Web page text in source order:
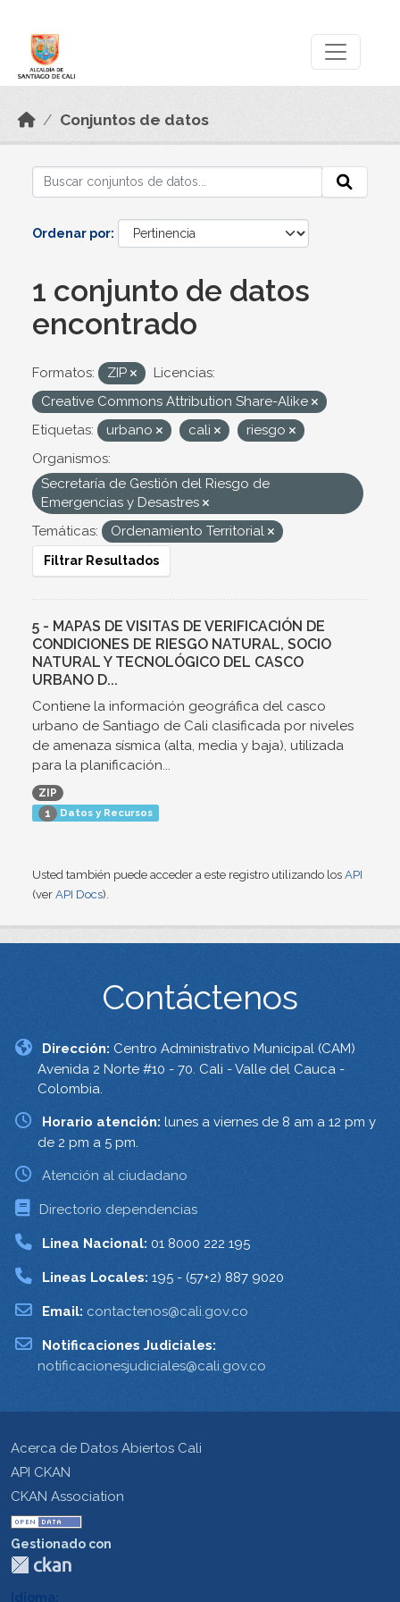
Conjuntos de datos
Ordenar por
1 conjunto de datos
encontrado
Formatos: ZIP
Licencias:
Creative Commons Attribution Share-Alike
Etiquetas:
urbano cali
riesgo
Organismos:
Secretaría de Gestión del Riesgo de
Emergencias y Desastres
Temáticas:
Ordenamiento Territorial
Filtrar Resultados
5 - MAPAS DE VISITAS DE VERIFICACIÓN DE
CONDICIONES DE RIESGO NATURAL, SOCIO
NATURAL Y TECNOLÓGICO DEL CASCO
URBANO D...
Contiene la información geográfica del casco
urbano de Santiago de Cali clasificada por niveles
de amenaza sísmica (alta, media y baja), utilizada
para la planificación...
ZIP
1 Datos y Recursos
Usted también puede acceder a este registro utilizando los API
(ver API Docs).
Contáctenos
Dirección: Centro Administrativo Municipal (CAM)
Avenida 2 Norte #10 - 70. Cali - Valle del Cauca -
Colombia.
Horario atención: lunes a viernes de 8 am a 12 pm y
de 2 pm a 5 pm.
Atención al ciudadano
Directorio dependencias
Linea Nacional: 01 8000 222 195
Lineas Locales: 195 - (57+2) 887 9020
Email: contactenos@cali.gov.co
Notificaciones Judiciales:
notificacionesjudiciales@cali.gov.co
Acerca de Datos Abiertos Cali
API CKAN
CKAN Association
Gestionado con